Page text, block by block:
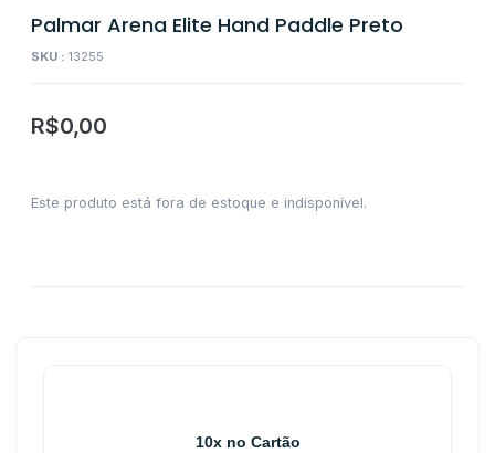
Palmar Arena Elite Hand Paddle Preto
SKU : 13255
R$0,00
Este produto está fora de estoque e indisponível.
10x no Cartão